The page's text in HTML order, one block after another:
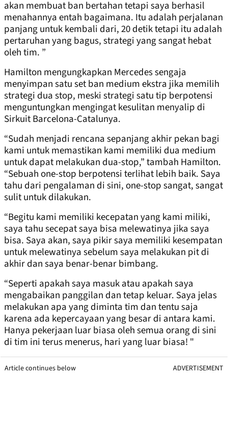
akan membuat ban bertahan tetapi saya berhasil
menahannya entah bagaimana. Itu adalah perjalanan
panjang untuk kembali dari, 20 detik tetapi itu adalah
pertaruhan yang bagus, strategi yang sangat hebat
oleh tim. ”
Hamilton mengungkapkan Mercedes sengaja
menyimpan satu set ban medium ekstra jika memilih
strategi dua stop, meski strategi satu tip berpotensi
menguntungkan mengingat kesulitan menyalip di
Sirkuit Barcelona-Catalunya.
“Sudah menjadi rencana sepanjang akhir pekan bagi
kami untuk memastikan kami memiliki dua medium
untuk dapat melakukan dua-stop,” tambah Hamilton.
“Sebuah one-stop berpotensi terlihat lebih baik. Saya
tahu dari pengalaman di sini, one-stop sangat, sangat
sulit untuk dilakukan.
“Begitu kami memiliki kecepatan yang kami miliki,
saya tahu secepat saya bisa melewatinya jika saya
bisa. Saya akan, saya pikir saya memiliki kesempatan
untuk melewatinya sebelum saya melakukan pit di
akhir dan saya benar-benar bimbang.
“Seperti apakah saya masuk atau apakah saya
mengabaikan panggilan dan tetap keluar. Saya jelas
melakukan apa yang diminta tim dan tentu saja
karena ada kepercayaan yang besar di antara kami.
Hanya pekerjaan luar biasa oleh semua orang di sini
di tim ini terus menerus, hari yang luar biasa! "
Article continues below ADVERTISEMENT